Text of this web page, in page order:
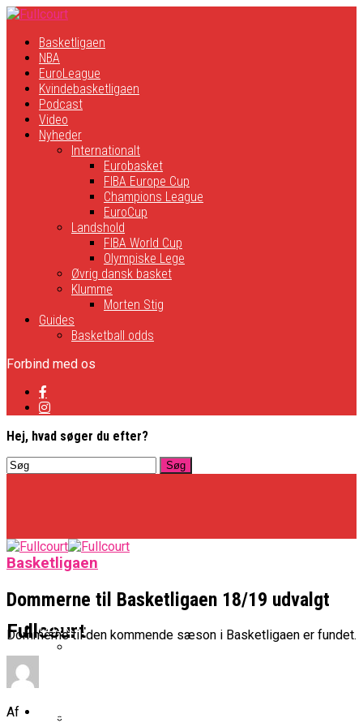
Basketligaen
NBA
EuroLeague
Kvindebasketligaen
Podcast
Video
Nyheder
Internationalt
Eurobasket
FIBA Europe Cup
Champions League
EuroCup
Landshold
FIBA World Cup
Olympiske Lege
Øvrig dansk basket
Klumme
Morten Stig
Guides
Basketball odds
Forbind med os
Hej, hvad søger du efter?
Fullcourt
Basketligaen
NBA
Basketligaen
Dommerne til Basketligaen 18/19 udvalgt
Dommerne til den kommende sæson i Basketligaen er fundet.
Af